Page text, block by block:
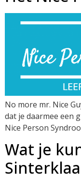
No more mr. Nice
dat je daarmee een
Nice Person
Wat je